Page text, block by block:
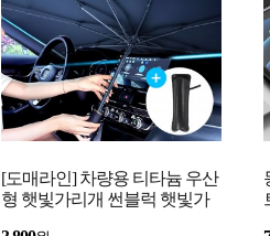
[도매라인] 차량용 티타늄 우산
형 햇빛가리개 썬블럭 햇빛가